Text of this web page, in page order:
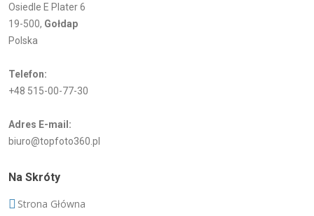
Osiedle E Plater 6
19-500, Gołdap
Polska
Telefon:
+48 515-00-77-30
Adres E-mail:
biuro@topfoto360.pl
Na Skróty
Strona Główna